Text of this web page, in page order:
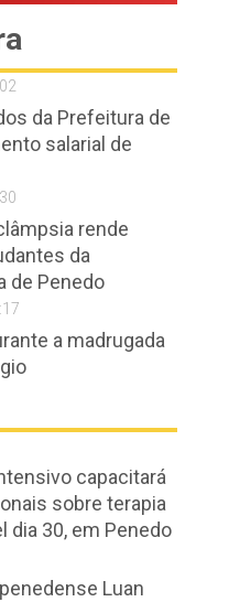
da Prefeitura de
salarial de
rende
da
de Penedo
a madrugada
capacitará
sobre terapia
dia 30, em Penedo
Luan